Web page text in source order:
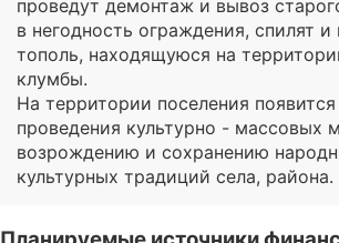
проведут демонтаж и вывоз
в негодность ограждения, спилят
тополь, находящуюся на
клумбы.
На территории поселения
проведения культурно - массовых
возрождению и сохранению
культурных традиций села, района.